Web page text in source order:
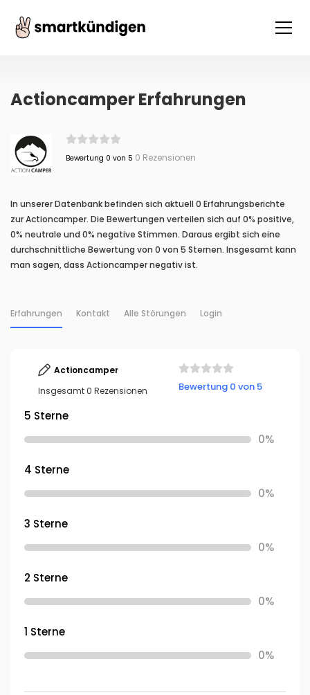
Actioncamper Erfahrungen
Bewertung 0 von 5 0 Rezensionen
In unserer Datenbank befinden sich aktuell 0 Erfahrungsberichte
zur Actioncamper. Die Bewertungen verteilen sich auf 0% positive,
0% neutrale und 0% negative Stimmen. Daraus ergibt sich eine
durchschnittliche Bewertung von 0 von 5 Sternen. Insgesamt kann
man sagen, dass Actioncamper negativ ist.
Erfahrungen Kontakt Alle Störungen Login
Actioncamper
Insgesamt 0 Rezensionen
Bewertung 0 von 5
5 Sterne
0%
4 Sterne
0%
3 Sterne
0%
2 Sterne
0%
1 Sterne
0%